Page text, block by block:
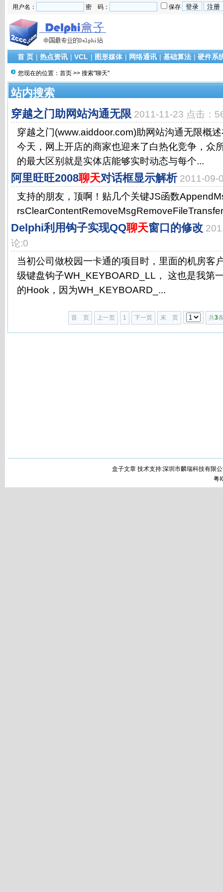
用户名： 密 码： 保存
首 页 | 热点资讯 | VCL | 图形媒体 | 网络通讯 | 基础算法 | 硬件系
您现在的位置： 首页 >> 搜索"聊天"
站内搜索
穿越之门助网站沟通无限 2011-11-23 点击：
穿越之门(www.aiddoor.com)助网站沟通无限概
今天，网上开店的商家也迎来了白热化竞争，众
的最大区别就是实体店能够实时动态与每个...
阿里旺旺2008聊天对话框显示解析 2011-09-
支持的朋友，顶啊！贴几个关键JS函数
Delphi利用钩子实现QQ聊天窗口的修改
论:0
当初公司做校园一卡通的项目时，里面的机房客
级键盘钩子WH_KEYBOARD_LL， 这也是我第
的Hook，因为WH_KEYBOARD_...
首 页 上一页 1 下一页 末 页 共3
盒子文章 技术支持:深圳市麟瑞科技有限
粤